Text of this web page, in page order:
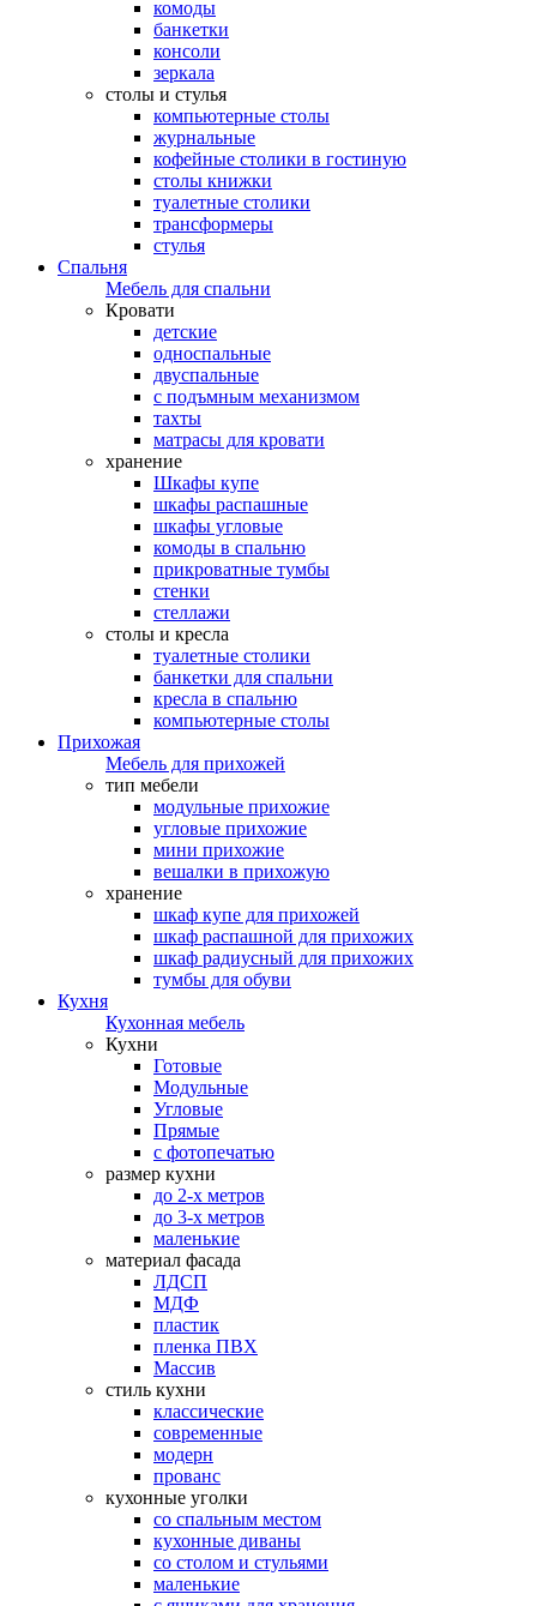
комоды
банкетки
консоли
зеркала
столы и стулья
компьютерные столы
журнальные
кофейные столики в гостиную
столы книжки
туалетные столики
трансформеры
стулья
Спальня
Мебель для спальни
Кровати
детские
односпальные
двуспальные
с подъмным механизмом
тахты
матрасы для кровати
хранение
Шкафы купе
шкафы распашные
шкафы угловые
комоды в спальню
прикроватные тумбы
стенки
стеллажи
столы и кресла
туалетные столики
банкетки для спальни
кресла в спальню
компьютерные столы
Прихожая
Мебель для прихожей
тип мебели
модульные прихожие
угловые прихожие
мини прихожие
вешалки в прихожую
хранение
шкаф купе для прихожей
шкаф распашной для прихожих
шкаф радиусный для прихожих
тумбы для обуви
Кухня
Кухонная мебель
Кухни
Готовые
Модульные
Угловые
Прямые
с фотопечатью
размер кухни
до 2-х метров
до 3-х метров
маленькие
материал фасада
ЛДСП
МДФ
пластик
пленка ПВХ
Массив
стиль кухни
классические
современные
модерн
прованс
кухонные уголки
со спальным местом
кухонные диваны
со столом и стульями
маленькие